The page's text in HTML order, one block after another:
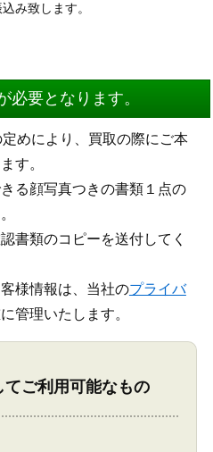
み致します。
必要となります。
めにより、買取の際にご本
す。
る顔写真つきの書類１点の
書類のコピーを送付してく
様情報は、当社のプライバ
管理いたします。
ご利用可能なもの